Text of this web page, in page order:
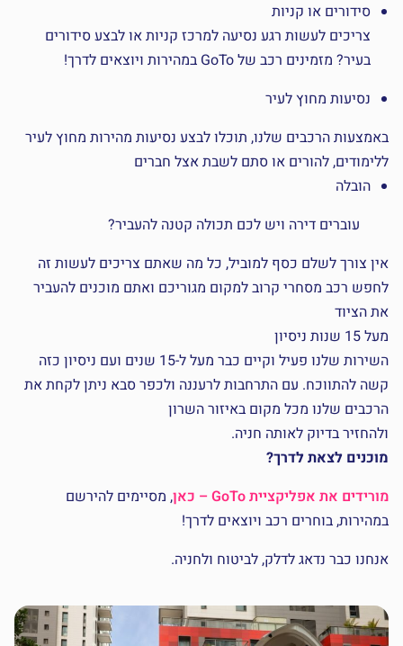
סידורים או קניות
צריכים לעשות רגע נסיעה למרכז קניות או לבצע סידורים
בעיר? מזמינים רכב של GoTo במהירות ויוצאים לדרך!
נסיעות מחוץ לעיר
באמצעות הרכבים שלנו, תוכלו לבצע נסיעות מהירות מחוץ לעיר
ללימודים, להורים או סתם לשבת אצל חברים
הובלה
עוברים דירה ויש לכם תכולה קטנה להעביר?
אין צורך לשלם כסף למוביל, כל מה שאתם צריכים לעשות זה
לחפש רכב מסחרי קרוב למקום מגוריכם ואתם מוכנים להעביר
את הציוד
מעל 15 שנות ניסיון
השירות שלנו פעיל וקיים כבר מעל ל-15 שנים ועם ניסיון כזה
קשה להתווכח. עם התרחבות לרעננה ולכפר סבא ניתן לקחת את
הרכבים שלנו מכל מקום באיזור השרון
ולהחזיר בדיוק לאותה חניה.
מוכנים לצאת לדרך?
מורידים את אפליקציית GoTo – כאן
, מסיימים להירשם
במהירות, בוחרים רכב ויוצאים לדרך!
אנחנו כבר נדאג לדלק, לביטוח ולחניה.